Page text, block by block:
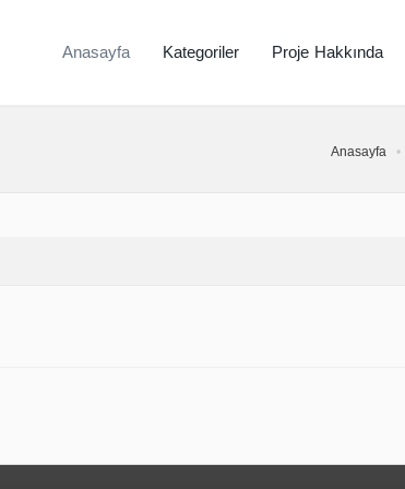
Anasayfa Kategoriler Proje Hakkında
Anasayfa